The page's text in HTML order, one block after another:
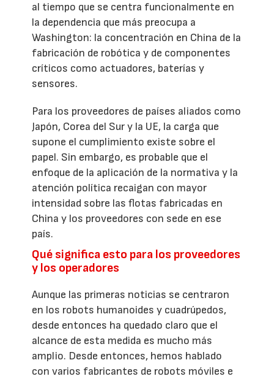
al tiempo que se centra funcionalmente en
la dependencia que más preocupa a
Washington: la concentración en China de la
fabricación de robótica y de componentes
críticos como actuadores, baterías y
sensores.
Para los proveedores de países aliados como
Japón, Corea del Sur y la UE, la carga que
supone el cumplimiento existe sobre el
papel. Sin embargo, es probable que el
enfoque de la aplicación de la normativa y la
atención política recaigan con mayor
intensidad sobre las flotas fabricadas en
China y los proveedores con sede en ese
país.
Qué significa esto para los proveedores
y los operadores
Aunque las primeras noticias se centraron
en los robots humanoides y cuadrúpedos,
desde entonces ha quedado claro que el
alcance de esta medida es mucho más
amplio. Desde entonces, hemos hablado
con varios fabricantes de robots móviles e